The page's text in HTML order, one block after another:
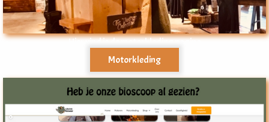
Hier vind je de motorkleding pagina
Motorkleding